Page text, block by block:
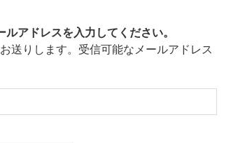
アドレスを入力してください。
送りします。受信可能なメールアドレス